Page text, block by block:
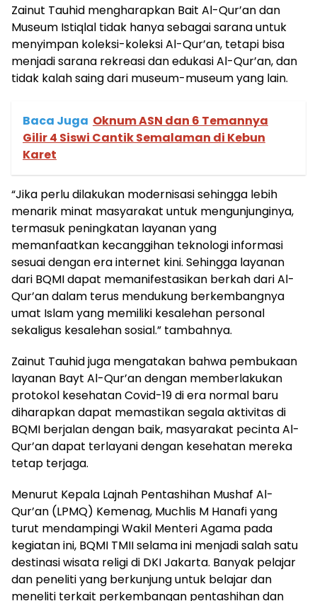
Zainut Tauhid mengharapkan Bait Al-Qur’an dan
Museum Istiqlal tidak hanya sebagai sarana untuk
menyimpan koleksi-koleksi Al-Qur’an, tetapi bisa
menjadi sarana rekreasi dan edukasi Al-Qur’an, dan
tidak kalah saing dari museum-museum yang lain.
Baca Juga Oknum ASN dan 6 Temannya
Gilir 4 Siswi Cantik Semalaman di Kebun
Karet
“Jika perlu dilakukan modernisasi sehingga lebih
menarik minat masyarakat untuk mengunjunginya,
termasuk peningkatan layanan yang
memanfaatkan kecanggihan teknologi informasi
sesuai dengan era internet kini. Sehingga layanan
dari BQMI dapat memanifestasikan berkah dari Al-
Qur’an dalam terus mendukung berkembangnya
umat Islam yang memiliki kesalehan personal
sekaligus kesalehan sosial.” tambahnya.
Zainut Tauhid juga mengatakan bahwa pembukaan
layanan Bayt Al-Qur’an dengan memberlakukan
protokol kesehatan Covid-19 di era normal baru
diharapkan dapat memastikan segala aktivitas di
BQMI berjalan dengan baik, masyarakat pecinta Al-
Qur’an dapat terlayani dengan kesehatan mereka
tetap terjaga.
Menurut Kepala Lajnah Pentashihan Mushaf Al-
Qur’an (LPMQ) Kemenag, Muchlis M Hanafi yang
turut mendampingi Wakil Menteri Agama pada
kegiatan ini, BQMI TMII selama ini menjadi salah satu
destinasi wisata religi di DKI Jakarta. Banyak pelajar
dan peneliti yang berkunjung untuk belajar dan
meneliti terkait perkembangan pentashihan dan